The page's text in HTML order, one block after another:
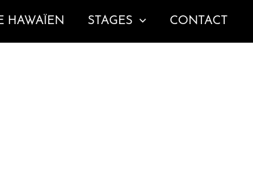
HAWAÏEN STAGES CONTACT